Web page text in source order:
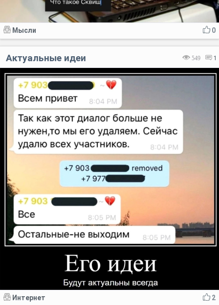
0
Мысли
549 1
Актуальные идеи
2
Интернет